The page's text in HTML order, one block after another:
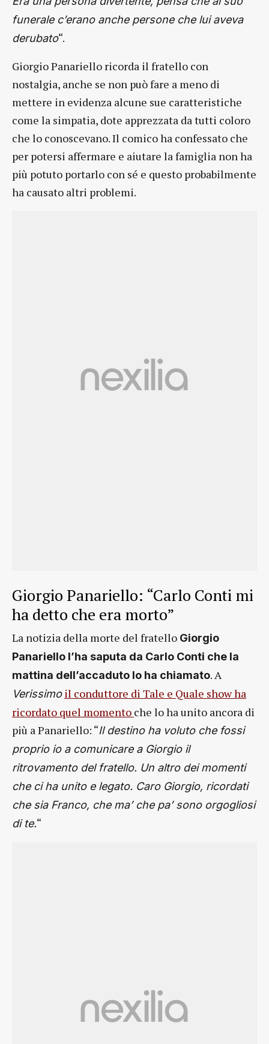
funerale c’erano anche persone che lui aveva
derubato“.
Giorgio Panariello ricorda il fratello con
nostalgia, anche se non può fare a meno di
mettere in evidenza alcune sue caratteristiche
come la simpatia, dote apprezzata da tutti coloro
che lo conoscevano. Il comico ha confessato che
per potersi affermare e aiutare la famiglia non ha
più potuto portarlo con sé e questo probabilmente
ha causato altri problemi.
Giorgio Panariello: “Carlo Conti mi
ha detto che era morto”
La notizia della morte del fratello Giorgio
Panariello l’ha saputa da Carlo Conti che la
mattina dell’accaduto lo ha chiamato. A
Verissimo il conduttore di Tale e Quale show ha
ricordato quel momento che lo ha unito ancora di
più a Panariello: “Il destino ha voluto che fossi
proprio io a comunicare a Giorgio il
ritrovamento del fratello. Un altro dei momenti
che ci ha unito e legato. Caro Giorgio, ricordati
che sia Franco, che ma’ che pa’ sono orgogliosi
di te.“